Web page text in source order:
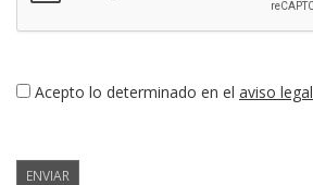
Acepto lo determinado en el aviso legal
ENVIAR